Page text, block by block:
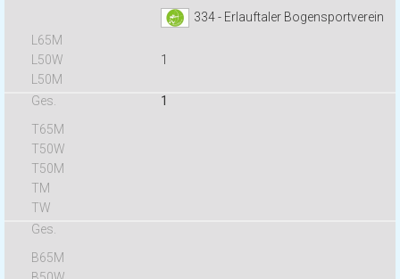
334 - Erlauftaler Bogensportverein
1
1